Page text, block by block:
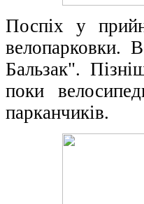
Поспіх у
велопарковки.
Бальзак".
поки
парканчиків.